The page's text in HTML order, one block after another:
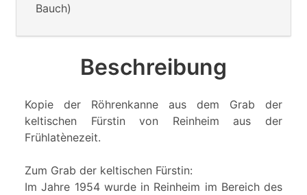
Bauch)
Beschreibung
Kopie der Röhrenkanne aus dem Grab der
keltischen Fürstin von Reinheim aus der
Frühlatènezeit.
Zum Grab der keltischen Fürstin:
Im Jahre 1954 wurde in Reinheim im Bereich des